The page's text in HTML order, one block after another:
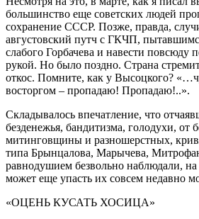
большинство еще советских людей
сохранение СССР. Позже, правда,
августовский путч с ГКЧП,
слабого Горбачева и навести повсюду
рукой. Но было поздно. Страна
откос. Помните, как у Высоцкого?
восторгом – пропадаю! Пропадаю!..».
Складывалось впечатление, что
безденежья, бандитизма, голодухи, от
митинговщины и разношерстных,
типа Брынцалова, Марычева,
равнодушием безвольно наблюдали, на
может еще упасть их совсем недавно
«ОЦЕНЬ КУСАТЬ ХОСИЦА»